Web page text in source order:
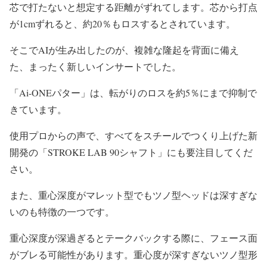
芯で打たないと想定する距離がずれてします。芯から打点
が1cmずれると、約20％もロスするとされています。
そこでAIが生み出したのが、複雑な隆起を背面に備え
た、まったく新しいインサートでした。
「Ai-ONEパター」は、転がりのロスを約5％にまで抑制で
きています。
使用プロからの声で、すべてをスチールでつくり上げた新
開発の「STROKE LAB 90シャフト」にも要注目してくだ
さい。
また、重心深度がマレット型でもツノ型ヘッドは深すぎな
いのも特徴の一つです。
重心深度が深過ぎるとテークバックする際に、フェース面
がブレる可能性があります。重心度が深すぎないツノ型形